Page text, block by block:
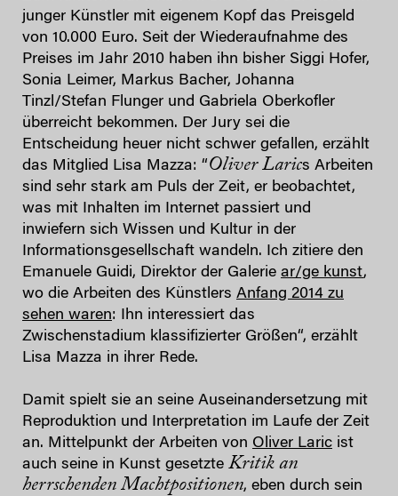
junger Künstler mit eigenem Kopf das Preisgeld
von 10.000 Euro. Seit der Wiederaufnahme des
Preises im Jahr 2010 haben ihn bisher Siggi Hofer,
Sonia Leimer, Markus Bacher, Johanna
Tinzl/Stefan Flunger und Gabriela Oberkofler
überreicht bekommen. Der Jury sei die
Entscheidung heuer nicht schwer gefallen, erzählt
das Mitglied Lisa Mazza: “Oliver Larics Arbeiten
sind sehr stark am Puls der Zeit, er beobachtet,
was mit Inhalten im Internet passiert und
inwiefern sich Wissen und Kultur in der
Informationsgesellschaft wandeln. Ich zitiere den
Emanuele Guidi, Direktor der Galerie ar/ge kunst,
wo die Arbeiten des Künstlers Anfang 2014 zu
sehen waren: Ihn interessiert das
Zwischenstadium klassifizierter Größen“, erzählt
Lisa Mazza in ihrer Rede.
Damit spielt sie an seine Auseinandersetzung mit
Reproduktion und Interpretation im Laufe der Zeit
an. Mittelpunkt der Arbeiten von Oliver Laric ist
auch seine in Kunst gesetzte Kritik an
herrschenden Machtpositionen, eben durch sein